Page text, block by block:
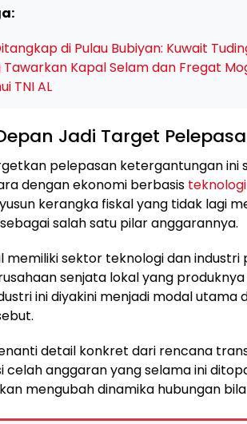
di Pulau Bubiyan: Kuwait
Kapal Selam dan Fregat
TNI AL
Jadi Target
pelepasan ketergantungan ini
dengan ekonomi berbasis teknologi
kerangka fiskal yang tidak lagi
salah satu pilar anggarannya.
memiliki sektor teknologi dan
senjata lokal yang
ini diyakini menjadi modal
detail konkret dari rencana
celah anggaran yang selama ini
mengubah dinamika hubungan